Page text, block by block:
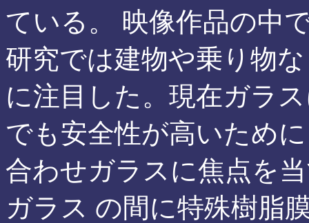
ている。 映像作品の中
研究では建物や乗り物
に注目した。現在ガラ
でも安全性が高いため
合わせガラスに焦点を
ガラス の間に特殊樹脂